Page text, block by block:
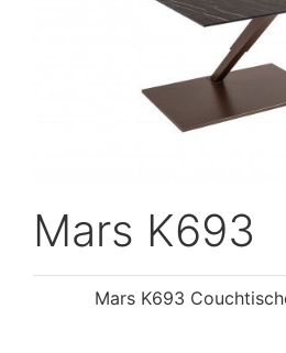
Mars K693
Mars K693